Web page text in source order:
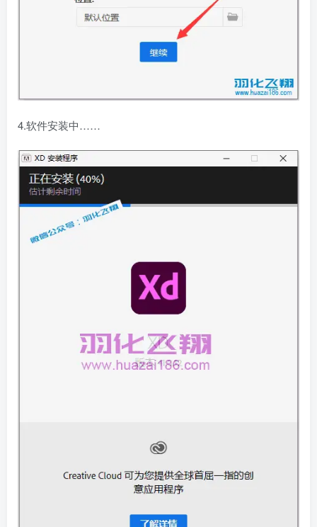
4.软件安装中……